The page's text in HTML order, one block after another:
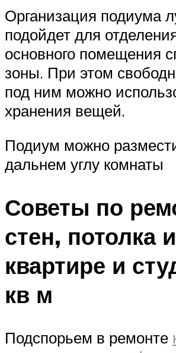
Организация подиума
подойдет для
основного помещения
зоны. При этом
под ним можно
хранения вещей.
Подиум можно
дальнем углу комнаты
Советы по
стен, потолка
квартире и
кв м
Подспорьем в ремонте